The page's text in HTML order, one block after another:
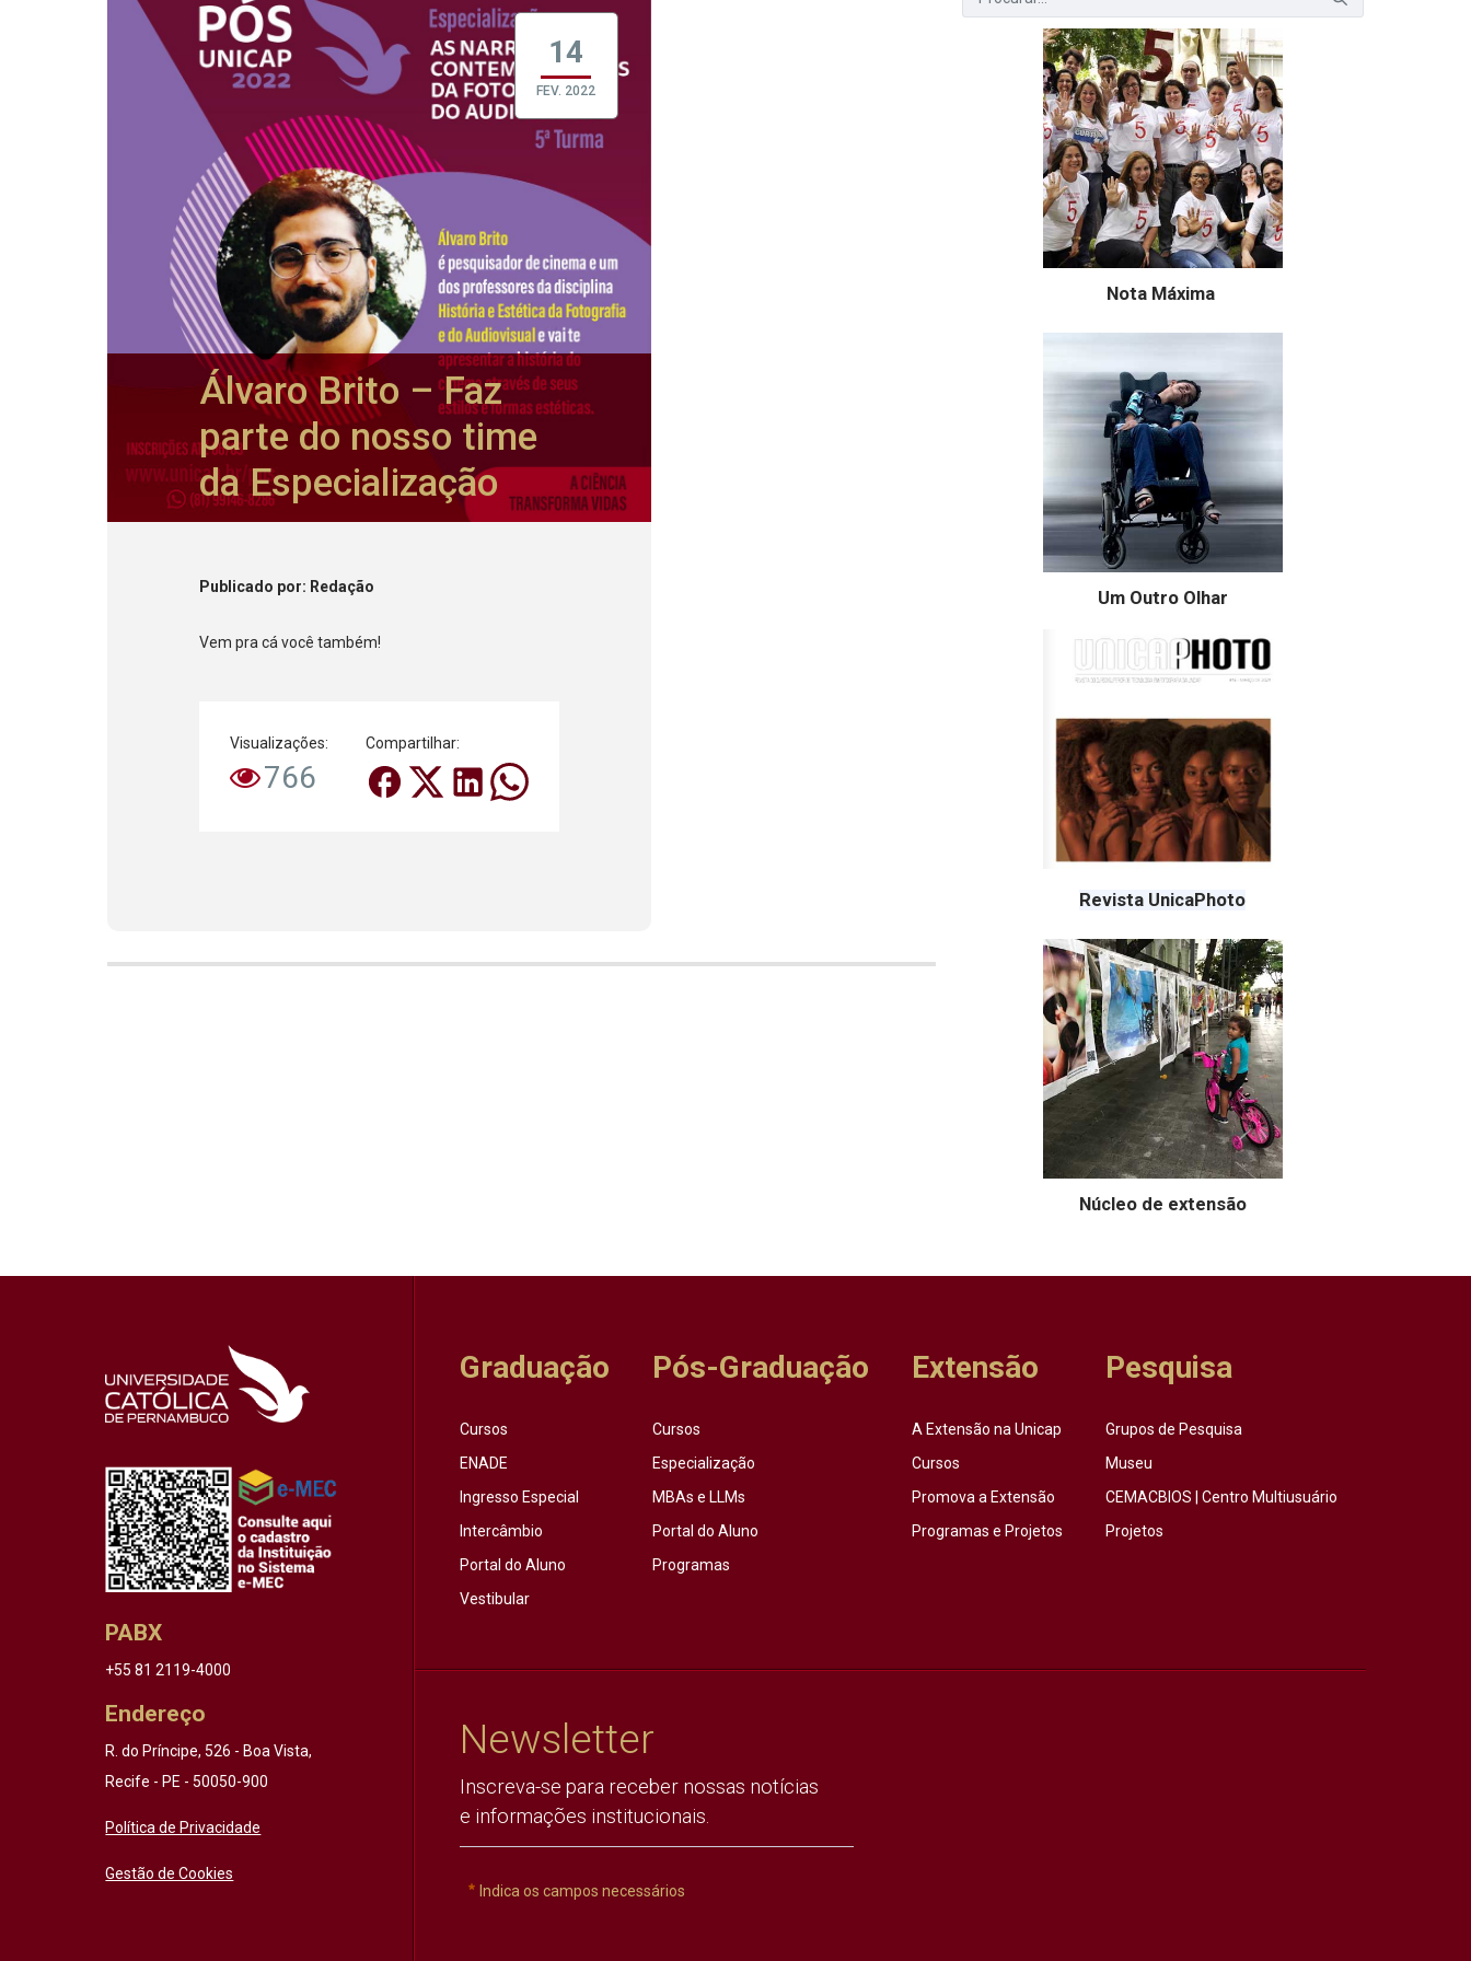
14
FEV. 2022
Álvaro Brito – Faz
parte do nosso time
da Especialização
Publicado por: Redação
Vem pra cá você também!
Visualizações:
766
Compartilhar:
Nota Máxima
Um Outro Olhar
Revista UnicaPhoto
Núcleo de extensão
PABX
+55 81 2119-4000
Endereço
R. do Príncipe, 526 - Boa Vista,
Recife - PE - 50050-900
Política de Privacidade
Gestão de Cookies
Graduação
Cursos
ENADE
Ingresso Especial
Intercâmbio
Portal do Aluno
Vestibular
Pós-Graduação
Cursos
Especialização
MBAs e LLMs
Portal do Aluno
Programas
Extensão
A Extensão na Unicap
Cursos
Promova a Extensão
Programas e Projetos
Pesquisa
Grupos de Pesquisa
Museu
CEMACBIOS | Centro Multiusuário
Projetos
Newsletter
Inscreva-se para receber nossas notícias
e informações institucionais.
Indica os campos necessários